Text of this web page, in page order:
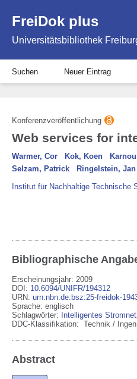
FreiDok plus
Universitätsbibliothek
Suchen Neuer Eintrag
Konferenzveröffentlichung
Web services for
Warmer, Cor Kok, Koen
Selzam, Patrick
Ringelstein, Jan
Institut für Nachhaltige Technische
Bibliographische
Erscheinungsjahr: 2009
DOI : 10.6094/UNIFR/194312
URN: urn:nbn:de:bsz:25-freidok-
Sprache: englisch
Schlagwörter:
Intelligentes
DDC-Klassifikation: Technik /
Abstract